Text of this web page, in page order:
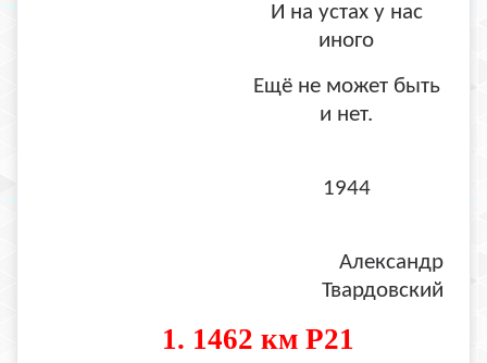
И на устах у нас
иного
Ещё не может быть
и нет.
1944
Александр
Твардовский
1. 1462 км Р21